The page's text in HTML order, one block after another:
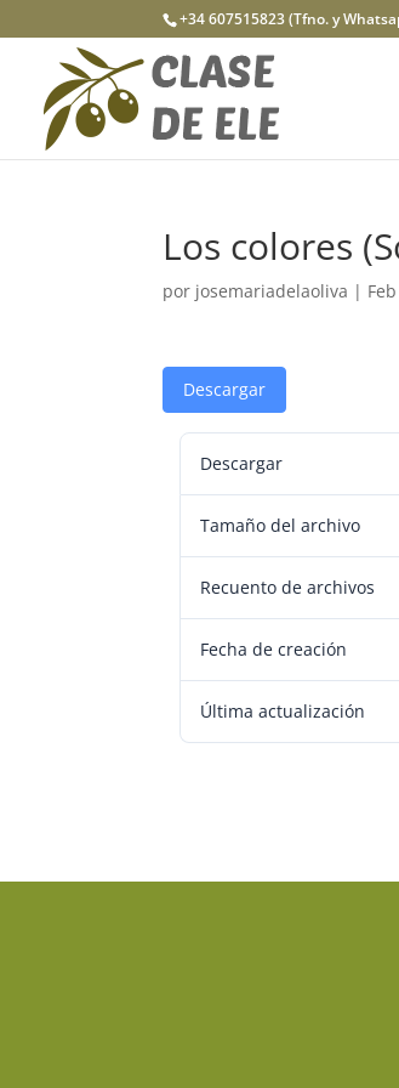
+34 607515823 (Tfno. y
Los colores
por josemariadelaoliva |
Descargar
Descargar
Tamaño del archivo
Recuento de archivos
Fecha de creación
Última actualización